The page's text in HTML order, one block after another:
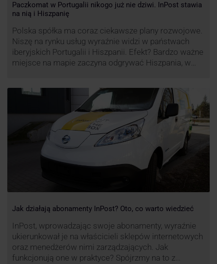
Paczkomat w Portugalii nikogo już nie dziwi. InPost stawia
na nią i Hiszpanię
Polska spółka ma coraz ciekawsze plany rozwojowe.
Niszę na rynku usług wyraźnie widzi w państwach
iberyjskich Portugalii i Hiszpanii. Efekt? Bardzo ważne
miejsce na mapie zaczyna odgrywać Hiszpania, w
Jak działają abonamenty InPost? Oto, co warto wiedzieć
InPost, wprowadzając swoje abonamenty, wyraźnie
ukierunkował je na właścicieli sklepów internetowych
oraz menedżerów nimi zarządzających. Jak
funkcjonują one w praktyce? Spójrzmy na to z